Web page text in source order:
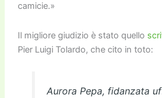
camicie.»
Il migliore giudizio è stato quello
Pier Luigi Tolardo, che cito in toto:
Aurora Pepa, fidanzata